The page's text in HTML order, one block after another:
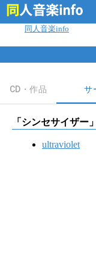
同人音楽info
CD・作品 サ
「 シンセサイザー
ultraviolet